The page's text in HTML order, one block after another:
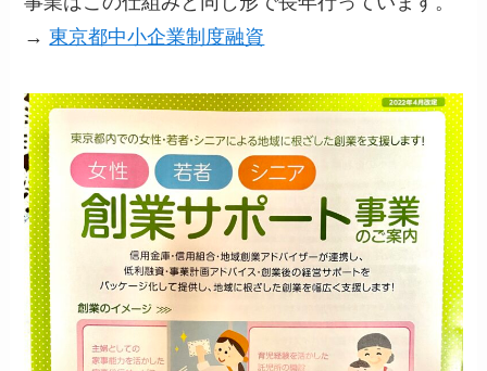
→東京都中小企業制度融資